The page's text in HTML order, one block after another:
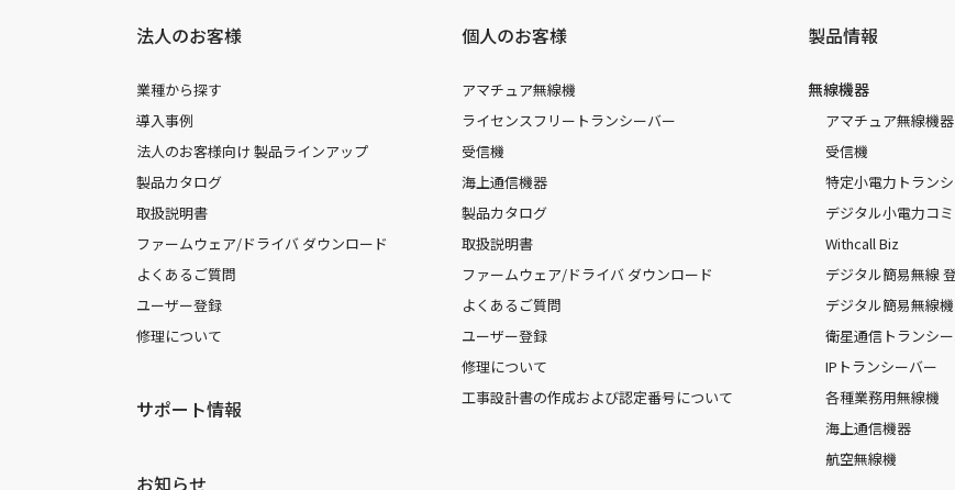
法人のお客様
業種から探す
導入事例
法人のお客様向け 製品ラインアップ
製品カタログ
取扱説明書
ファームウェア/ドライバ ダウンロード
よくあるご質問
ユーザー登録
修理について
サポート情報
お知らせ
個人のお客様
アマチュア無線機
ライセンスフリートランシーバー
受信機
海上通信機器
製品カタログ
取扱説明書
ファームウェア/ドライバ ダウンロード
よくあるご質問
ユーザー登録
修理について
工事設計書の作成および認定番号について
製品情報
無線機器
アマチュア無線機器
受信機
特定小電力トラン
デジタル小電力コ
Withcall Biz
デジタル簡易無線
デジタル簡易無線機
衛星通信トランシ
IPトランシーバー
各種業務用無線機
海上通信機器
航空無線機